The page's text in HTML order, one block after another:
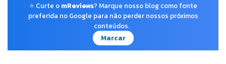
⭐ Curte o mReviews? Marque nosso blog como fonte
preferida no Google para não perder nossos próximos
conteúdos.
Marcar